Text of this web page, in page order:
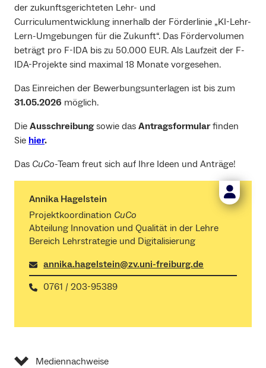
der zukunftsgerichteten Lehr- und
Curriculumentwicklung innerhalb der Förderlinie „KI-Lehr-
Lern-Umgebungen für die Zukunft“. Das Fördervolumen
beträgt pro F-IDA bis zu 50.000 EUR. Als Laufzeit der F-
IDA-Projekte sind maximal 18 Monate vorgesehen.
Das Einreichen der Bewerbungsunterlagen ist bis zum
31.05.2026 möglich.
Die Ausschreibungsowie das Antragsformularfinden
Sie hier.
Das CuCo-Team freut sich auf Ihre Ideen und Anträge!
Annika Hagelstein
Projektkoordination CuCo
Abteilung Innovation und Qualität in der Lehre
Bereich Lehrstrategie und Digitalisierung
annika.hagelstein@zv.uni-freiburg.de
0761 / 203-95389
Mediennachweise